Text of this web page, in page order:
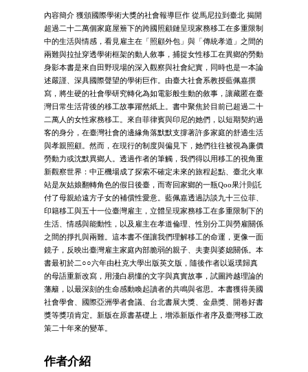
內容簡介 獲頒國際學術大獎的社會報導巨作 從馬尼拉到臺北 揭開
超過二十二萬個家庭屋簷下的跨國照顧鏈呈現家務移工在多重限制
中的生活與情感，看見雇主在「照顧外包」與「傳統孝道」之間的
兩難與拉扯穿透學術框架的動人敘事，捕捉女性移工在異鄉的勞動
身影本書是來自田野現場的深入觀察與社會紀實，同時也是一本論
述嚴謹、深具國際聲望的學術巨作。由臺大社會系教授藍佩嘉撰
寫，將生硬的社會學研究轉化為如電影般生動的敘事，讓藏匿在臺
灣日常生活背後的移工故事躍然紙上。書中聚焦於目前已超過二十
二萬人的女性家務移工。來自菲律賓與印尼的她們，以短期契約過
客的身分，在臺灣社會的邊緣角落默默支撐著許多家庭的舒適生活
與孝親照顧。然而，在現行的制度與偏見下，她們往往被視為廉價
勞動力或沈默異鄉人。透過作者的筆觸，我們得以用移工的視角重
新觀察世界：中正機場成了探索不確定未來的旅程起點、臺北火車
站是灰姑娘翻轉角色的假日後臺，而寄回家鄉的一瓶Qoo果汁則託
付了母親給遠方子女的補償性愛意。藍佩嘉透過訪談九十三位菲、
印籍移工與五十一位臺灣雇主，立體呈現家務移工在多重限制下的
生活、情感與能動性，以及雇主在孝道倫理、性別分工與勞雇關係
之間的掙扎與兩難。這本書不僅讓我們理解移工的命運，更像一面
鏡子，反映出臺灣雇主家庭內部脆弱的親子、夫妻與婆媳關係。本
書最初於二○○六年由杜克大學出版英文版，隨後作者以返璞歸真
的母語重新改寫，用淺白易懂的文字與真實故事，試圖跨越理論的
藩籬，以最深刻的生命感動喚起讀者的共鳴與省思。本書獲得美國
社會學會、國際亞洲學者會議、台北書展大獎、金鼎獎、開卷好書
獎等獎項肯定。新版在原書基礎上，增添新版作者序及臺灣移工政
策二十年來的變革。
作者介紹